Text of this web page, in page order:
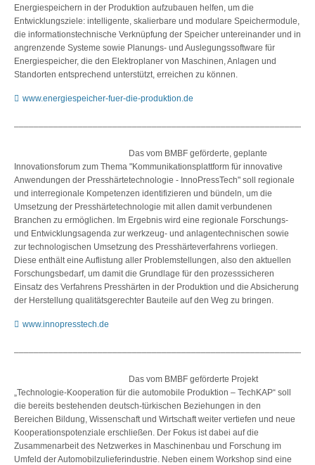
Energiespeichern in der Produktion aufzubauen helfen, um die
Entwicklungsziele: intelligente, skalierbare und modulare Speichermodule,
die informationstechnische Verknüpfung der Speicher untereinander und in
angrenzende Systeme sowie Planungs- und Auslegungssoftware für
Energiespeicher, die den Elektroplaner von Maschinen, Anlagen und
Standorten entsprechend unterstützt, erreichen zu können.
www.energiespeicher-fuer-die-produktion.de
Das vom BMBF geförderte, geplante
Innovationsforum zum Thema "Kommunikationsplattform für innovative
Anwendungen der Presshärtetechnologie - InnoPressTech" soll regionale
und interregionale Kompetenzen identifizieren und bündeln, um die
Umsetzung der Presshärtetechnologie mit allen damit verbundenen
Branchen zu ermöglichen. Im Ergebnis wird eine regionale Forschungs-
und Entwicklungsagenda zur werkzeug- und anlagentechnischen sowie
zur technologischen Umsetzung des Presshärteverfahrens vorliegen.
Diese enthält eine Auflistung aller Problemstellungen, also den aktuellen
Forschungsbedarf, um damit die Grundlage für den prozesssicheren
Einsatz des Verfahrens Presshärten in der Produktion und die Absicherung
der Herstellung qualitätsgerechter Bauteile auf den Weg zu bringen.
www.innopresstech.de
Das vom BMBF geförderte Projekt
„Technologie-Kooperation für die automobile Produktion – TechKAP“ soll
die bereits bestehenden deutsch-türkischen Beziehungen in den
Bereichen Bildung, Wissenschaft und Wirtschaft weiter vertiefen und neue
Kooperationspotenziale erschließen. Der Fokus ist dabei auf die
Zusammenarbeit des Netzwerkes in Maschinenbau und Forschung im
Umfeld der Automobilzulieferindustrie. Neben einem Workshop sind eine